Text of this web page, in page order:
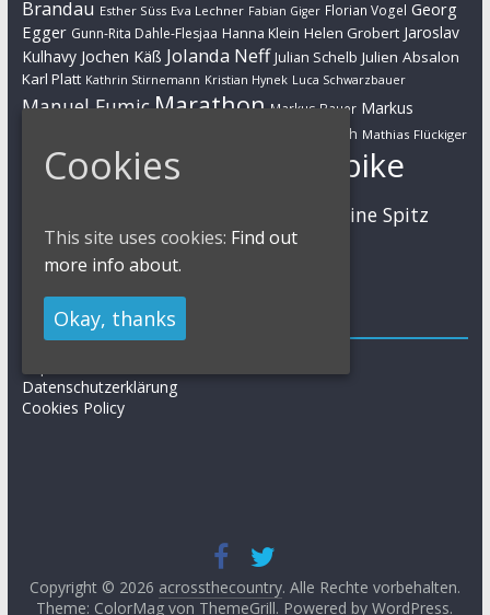
Brandau Esther Süss Eva Lechner Fabian Giger Florian Vogel Georg
Egger Gunn-Rita Dahle-Flesjaa Hanna Klein Helen Grobert Jaroslav
Kulhavy Jochen Käß Jolanda Neff Julian Schelb Julien Absalon
Karl Platt Kathrin Stirnemann Kristian Hynek Luca Schwarzbauer
Manuel FumicMarathon Markus Bauer Markus
Martin Gluth Mathias Flückiger
Max Brandl Moritz Milatz
Mountainbike
Sabine Spitz
Simon Stiebjahn UCI Urs Huber
Impressum
Datenschutzerklärung
Cookies Policy
Copyright © 2026 acrossthecountry. Alle Rechte vorbehalten.
Theme: ColorMag von ThemeGrill. Powered byWordPress.
Cookies
This site uses cookies: Find out
more info about.
Okay, thanks